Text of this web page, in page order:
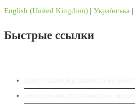
English (United Kingdom) | Українська |
Быстрые ссылки